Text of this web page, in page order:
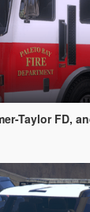
FD, and Grapeseed